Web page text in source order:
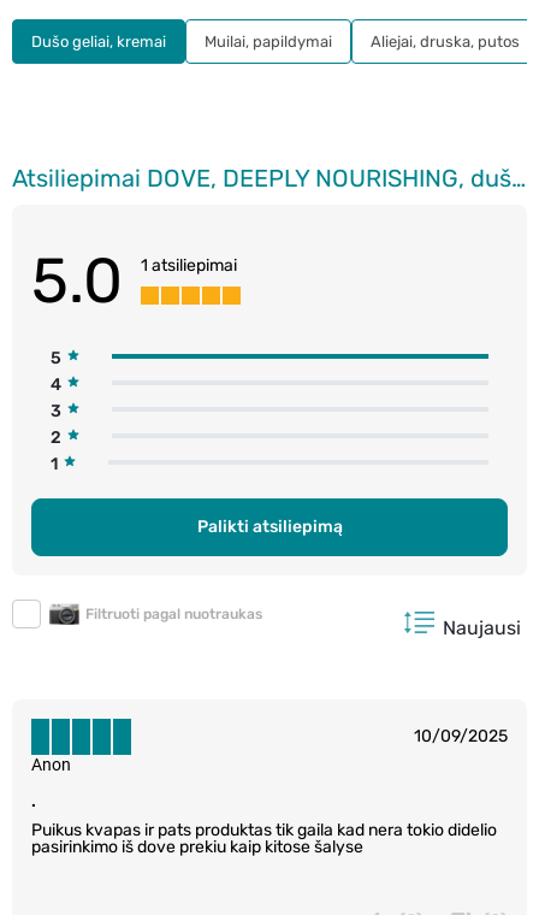
Atsiliepimai DOVE, DEEPLY NOURISHING, dušo želė, 400 ml
5.0 1 atsiliepimai
5
4
3
2
1
Palikti atsiliepimą
Filtruoti pagal nuotraukas
Naujausi
10/09/2025
.
Puikus kvapas ir pats produktas tik gaila kad nera tokio didelio
pasirinkimo iš dove prekiu kaip kitose šalyse
Anon
Dušo geliai, kremai Muilai, papildymai Aliejai, druska, putos